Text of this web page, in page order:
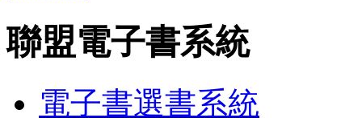
聯盟電子書系統
電子書選書系統